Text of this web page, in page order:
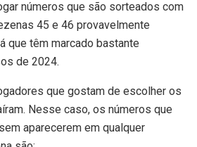
números que são sorteados com
45 e 46 provavelmente
que têm marcado bastante
de 2024.
que gostam de escolher os
Nesse caso, os números que
aparecerem em qualquer